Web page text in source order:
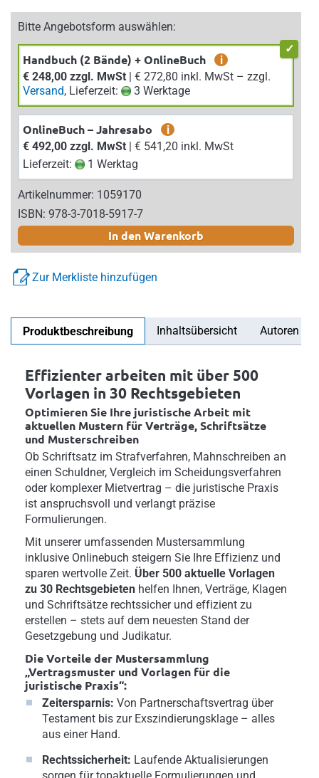
Bitte Angebotsform auswählen:
Handbuch (2 Bände) + OnlineBuch
i
€ 248,00 zzgl. MwSt
| € 272,80 inkl. MwSt – zzgl.
Versand, Lieferzeit: 3 Werktage
OnlineBuch – Jahresabo
i
€ 492,00 zzgl. MwSt
| € 541,20 inkl. MwSt
Lieferzeit:
1 Werktag
Artikelnummer: 1059170
ISBN: 978-3-7018-5917-7
In den Warenkorb
Zur Merkliste hinzufügen
Produktbeschreibung Inhaltsübersicht Autoren
Effizienter arbeiten mit über 500
Vorlagen in 30 Rechtsgebieten
Optimieren Sie Ihre juristische Arbeit mit
aktuellen Mustern für Verträge, Schriftsätze
und Musterschreiben
Ob Schriftsatz im Strafverfahren, Mahnschreiben an
einen Schuldner, Vergleich im Scheidungsverfahren
oder komplexer Mietvertrag – die juristische Praxis
ist anspruchsvoll und verlangt präzise
Formulierungen.
Mit unserer umfassenden Mustersammlung
inklusive Onlinebuch steigern Sie Ihre Effizienz und
sparen wertvolle Zeit. Über 500 aktuelle Vorlagen
zu 30 Rechtsgebieten helfen Ihnen, Verträge, Klagen
und Schriftsätze rechtssicher und effizient zu
erstellen – stets auf dem neuesten Stand der
Gesetzgebung und Judikatur.
Die Vorteile der Mustersammlung
„Vertragsmuster und Vorlagen für die
juristische Praxis“:
Zeitersparnis: Von Partnerschaftsvertrag über
Testament bis zur Exszindierungsklage – alles
aus einer Hand.
Rechtssicherheit: Laufende Aktualisierungen